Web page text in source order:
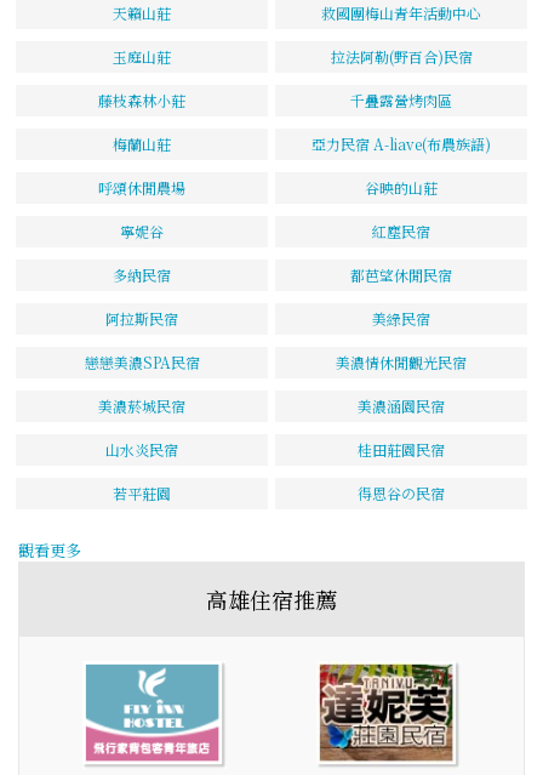
天籟山莊 救國團梅山青年活動中心
玉庭山莊 拉法阿勒(野百合)民宿
藤枝森林小莊 千疊露營烤肉區
梅蘭山莊 亞力民宿 A-liave(布農族語)
呼頌休閒農場 谷映的山莊
寧妮谷 紅塵民宿
多納民宿 都芭望休閒民宿
阿拉斯民宿 美綠民宿
戀戀美濃SPA民宿 美濃情休閒觀光民宿
美濃菸城民宿 美濃涵園民宿
山水炎民宿 桂田莊園民宿
若平莊園 得恩谷の民宿
觀看更多
高雄住宿推薦